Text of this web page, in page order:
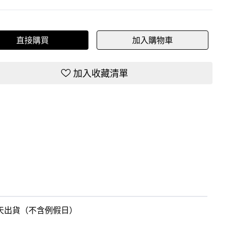
直接購買 加入購物車
加入收藏清單
貨（不含例假日）